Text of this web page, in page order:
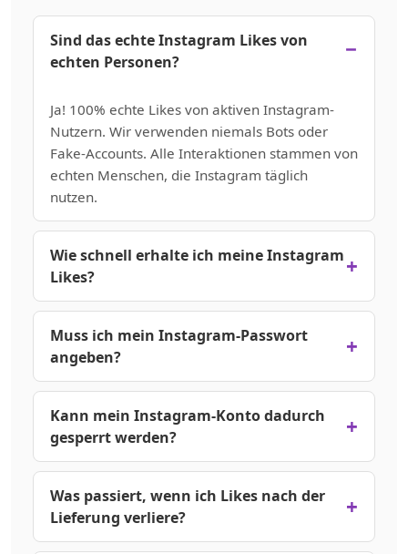
Sind das echte Instagram Likes von
echten Personen?
Ja! 100% echte Likes von aktiven Instagram-
Nutzern. Wir verwenden niemals Bots oder
Fake-Accounts. Alle Interaktionen stammen von
echten Menschen, die Instagram täglich
nutzen.
Wie schnell erhalte ich meine Instagram
Likes?
Die Lieferung beginnt innerhalb von 10-60
Minuten nach der Zahlung. Je nach bestellter
Menge ist die vollständige Lieferung in der
Regel innerhalb von 24-48 Stunden
etwas länger dauern, starten aber sofort.
Muss ich mein Instagram-Passwort
angeben?
Absolut nicht! Wir benötigen nur Ihre
Instagram-Post-URL. Ihr Passwort und Ihre
Konto-Anmeldedaten werden niemals benötigt.
Das hält Ihr Konto 100% sicher.
Kann mein Instagram-Konto dadurch
gesperrt werden?
Nein. Alle Likes stammen von echten
Instagram-Nutzern mit echten Konten. Wir
verwenden keine Bots und verstoßen nicht
gegen die Nutzungsbedingungen von
Was passiert, wenn ich Likes nach der
Lieferung verliere?